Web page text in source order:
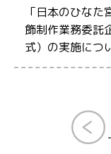
「日本のひな
飾制作業務委託
式）の実施につ